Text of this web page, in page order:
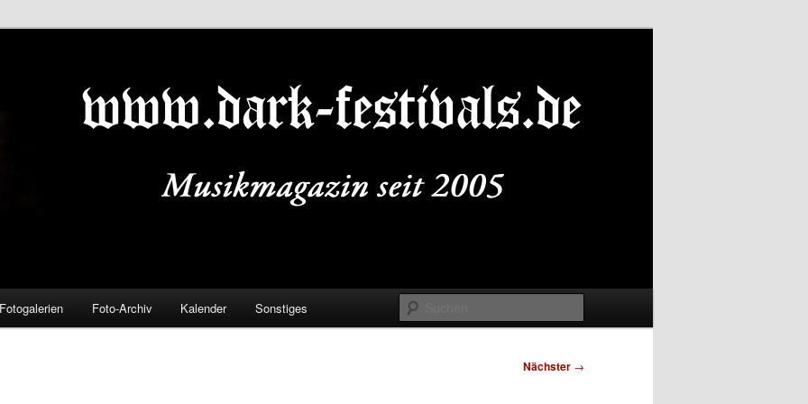
Fotogalerien Foto-Archiv Kalender Sonstiges
Nächster →